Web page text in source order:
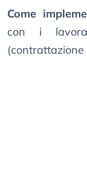
Come
con i
(contrattazione